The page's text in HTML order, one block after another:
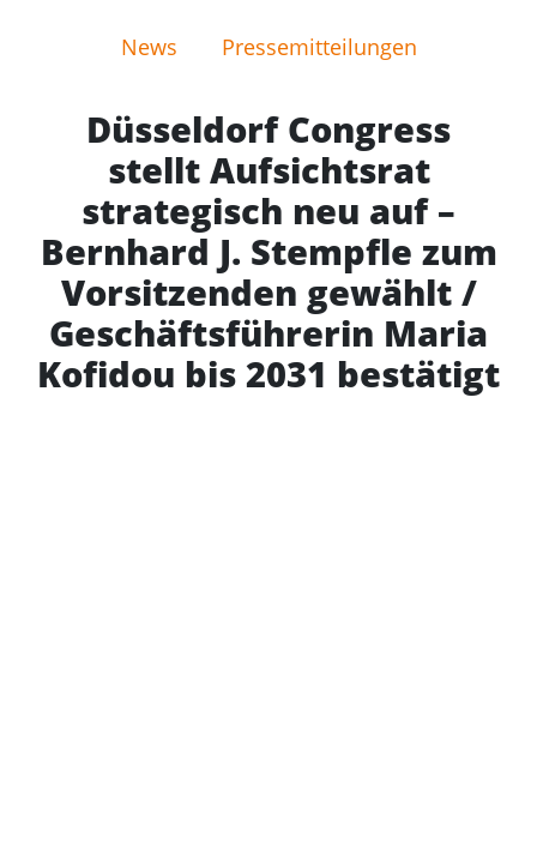
News Pressemitteilungen
Düsseldorf Congress
stellt Aufsichtsrat
strategisch neu auf –
Bernhard J. Stempfle zum
Vorsitzenden gewählt /
Geschäftsführerin Maria
Kofidou bis 2031 bestätigt